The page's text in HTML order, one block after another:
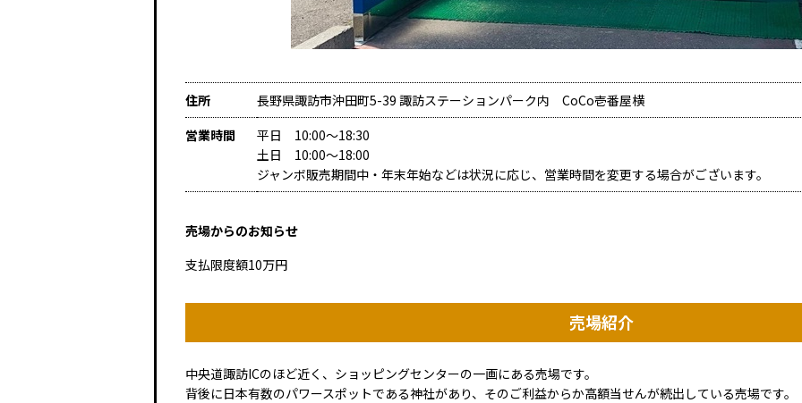
住所
長野県諏訪市沖田町5-39 諏訪ステーションパーク内 CoCo壱番屋横
営業時間
平日 10:00～18:30
土日 10:00～18:00
ジャンボ販売期間中・年末年始などは状況に応じ、営業時間を変更する場合がございます。
売場からのお知らせ
支払限度額10万円
売場紹介
中央道諏訪ICのほど近く、ショッピングセンターの一画にある売場です。
背後に日本有数のパワースポットである神社があり、そのご利益からか高額当せんが続出している売場です。